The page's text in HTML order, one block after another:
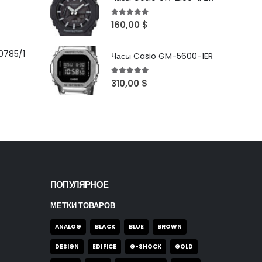
1
5out of 5
160,00 $
Часы Casio GM-5600-1ER
5out of 5
310,00 $
ПОПУЛЯРНОЕ
МЕТКИ ТОВАРОВ
ANALOG BLACK BLUE BROWN
DESIGN EDIFICE G-SHOCK GOLD